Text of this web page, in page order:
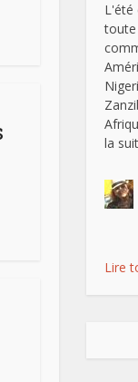
L'été
la
Lire